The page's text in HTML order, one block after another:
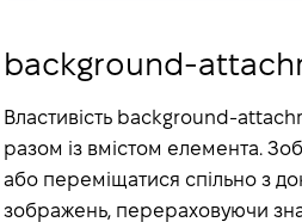
background-
Властивість background-
разом із вмістом елемента.
або переміщатися спільно з
зображень, перераховуючи